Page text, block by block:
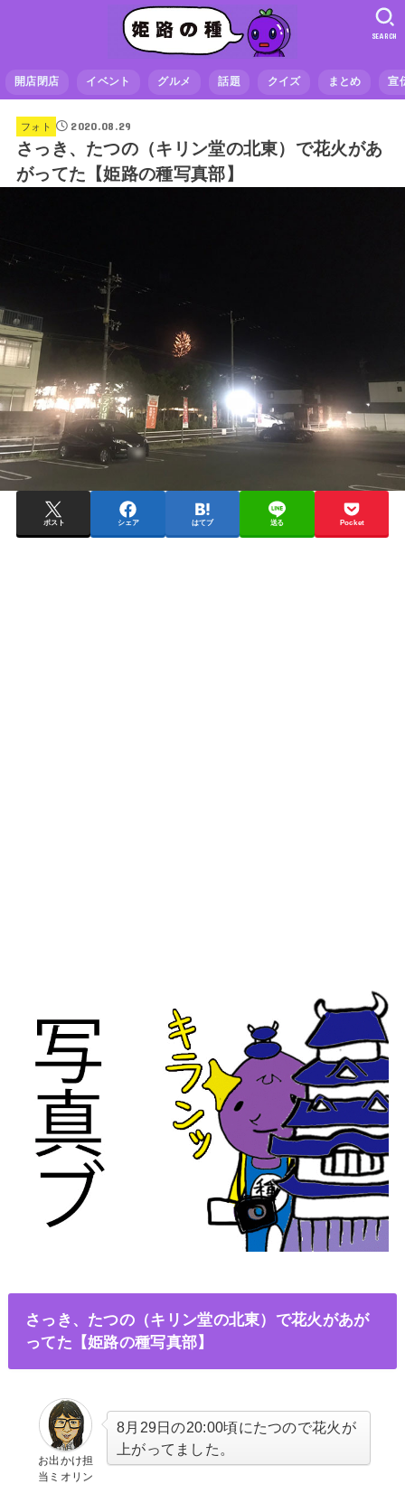
開店閉店 イベント グルメ 話題 クイズ まとめ 宣
SEARCH
フォト 2020.08.29
さっき、たつの（キリン堂の北東）で花火があ
がってた【姫路の種写真部】
ポスト シェア はてブ 送る Pocket
さっき、たつの（キリン堂の北東）で花火があが
ってた【姫路の種写真部】
お出かけ担
当ミオリン
8月29日の20:00頃にたつので花火が
上がってました。